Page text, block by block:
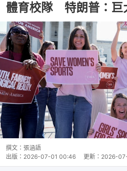
體育校隊 特朗普：巨
撰文： 張涵語
出版： 2026-07-01 00:46 更新： 2026-